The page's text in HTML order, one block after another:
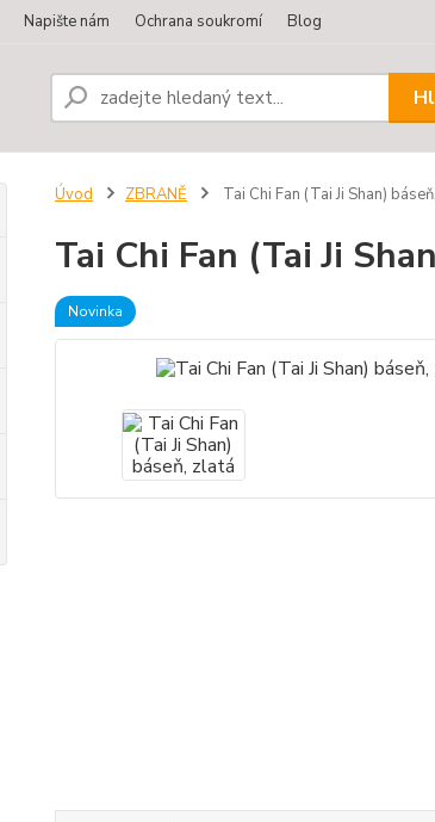
Napište nám Ochrana soukromí Blog
Úvod ZBRANĚ Tai Chi Fan (Tai Ji Shan)
Tai Chi Fan (Tai Ji
Novinka